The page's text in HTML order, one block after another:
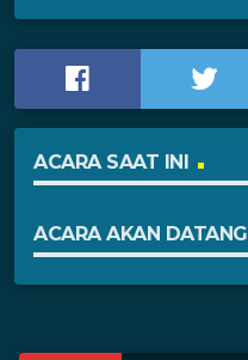
ACARA SAAT INI
ACARA AKAN DATANG